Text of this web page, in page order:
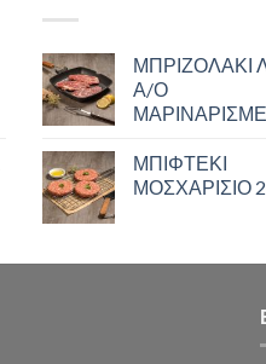
ΜΠΡΙΖΟΛΑΚΙ
Α/Ο
ΜΠΙΦΤΕΚΙ
ΜΟΣΧΑΡΙΣΙΟ